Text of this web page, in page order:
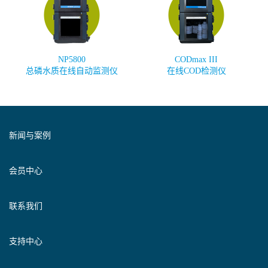
NP5800
总磷水质在线自动监测仪
CODmax III
在线COD检测仪
新闻与案例
会员中心
联系我们
支持中心